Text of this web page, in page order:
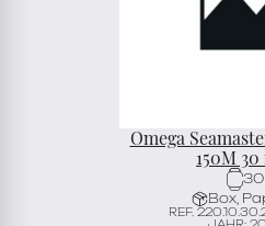
Omega
150M
30
Box,
REF.